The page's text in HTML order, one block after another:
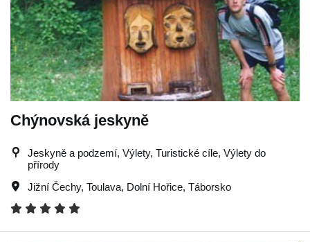
Chýnovská jeskyně
Jeskyně a podzemí, Výlety, Turistické cíle, Výlety do
přírody
Jižní Čechy, Toulava, Dolní Hořice, Táborsko